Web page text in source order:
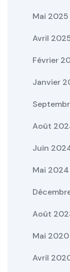
Mai 2025
Avril
Février
Janvier
Août
Juin
Mai 2024
Août
Mai 2020
Avril